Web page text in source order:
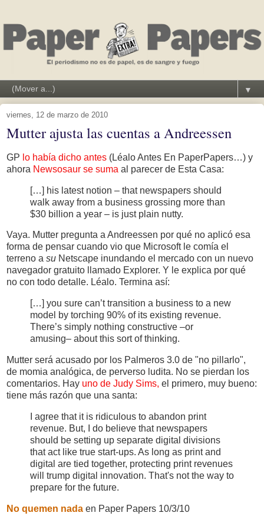
▼
viernes, 12 de marzo de 2010
Mutter ajusta las cuentas a Andreessen
GP lo había dicho antes (Léalo Antes En PaperPapers…) y
ahora Newsosaur se suma al parecer de Esta Casa:
[…] his latest notion – that newspapers should
walk away from a business grossing more than
$30 billion a year – is just plain nutty.
Vaya. Mutter pregunta a Andreessen por qué no aplicó esa
forma de pensar cuando vio que Microsoft le comía el
terreno a su Netscape inundando el mercado con un nuevo
navegador gratuito llamado Explorer. Y le explica por qué
no con todo detalle. Léalo. Termina así:
[…] you sure can’t transition a business to a new
model by torching 90% of its existing revenue.
There’s simply nothing constructive –or
amusing– about this sort of thinking.
Mutter será acusado por los Palmeros 3.0 de "no pillarlo",
de momia analógica, de perverso ludita. No se pierdan los
comentarios. Hay uno de Judy Sims, el primero, muy bueno:
tiene más razón que una santa:
I agree that it is ridiculous to abandon print
revenue. But, I do believe that newspapers
should be setting up separate digital divisions
that act like true start-ups. As long as print and
digital are tied together, protecting print revenues
will trump digital innovation. That's not the way to
prepare for the future.
No quemen nada en Paper Papers 10/3/10